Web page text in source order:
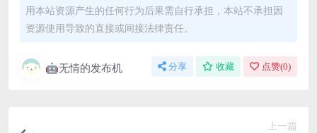
用本站资源产生的任何行为后果需自行承担，本站不承担因
资源使用导致的直接或间接法律责任。
🤖无情的发布机 分享 收藏 点赞(0)
上一篇